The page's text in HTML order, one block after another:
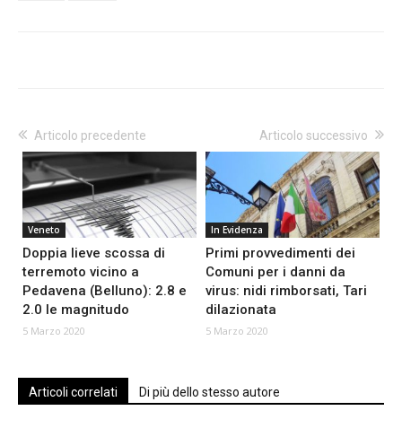
Articolo precedente
Veneto
Doppia lieve scossa di
terremoto vicino a
Pedavena (Belluno): 2.8 e
2.0 le magnitudo
5 Marzo 2020
Articolo successivo
In Evidenza
Primi provvedimenti dei
Comuni per i danni da
virus: nidi rimborsati, Tari
dilazionata
5 Marzo 2020
Articoli correlati Di più dello stesso autore